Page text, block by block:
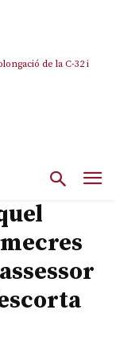
de la C-32 i
la cultura en un emotiu